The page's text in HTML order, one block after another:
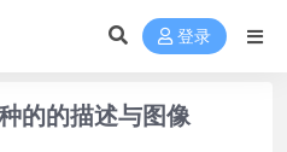
登录
的的描述与图像